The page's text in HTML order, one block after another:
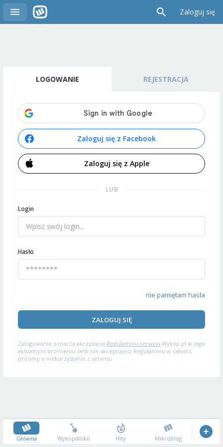
Zaloguj się
LOGOWANIE REJESTRACJA
Zaloguj się z Facebook
Zaloguj się z Apple
LUB
Login
Hasło
nie pamiętam hasła
ZALOGUJ SIĘ
Zalogowanie oznacza akceptację Regulaminu serwisu Wykop.pl w jego
aktualnym brzmieniu. Jeśli nie akceptujesz Regulaminu w całości,
prosimy o niekorzystanie z serwisu.
Główna Wykopalisko Hity Mikroblog